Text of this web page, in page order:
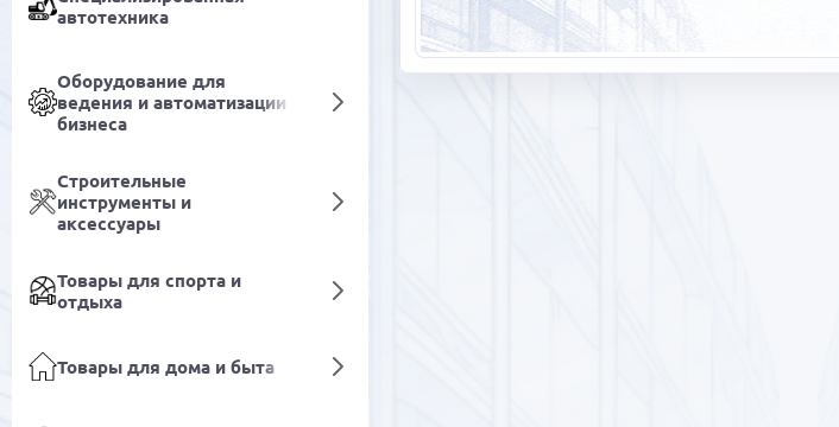
автотехника
Оборудование для
ведения и автоматизации
бизнеса
Строительные
инструменты и
аксессуары
Товары для спорта и
отдыха
Товары для дома и быта